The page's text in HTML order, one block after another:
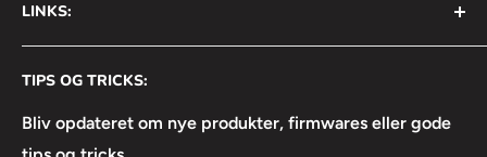
Info@avsnordic.com
08:30 - 16:30
LINKS:
⦿ Handelsbetingelser
⦿ Returneringsformular
⦿ Lejebetingelser
TIPS OG TRICKS:
Bliv opdateret om nye produkter, firmwares eller gode